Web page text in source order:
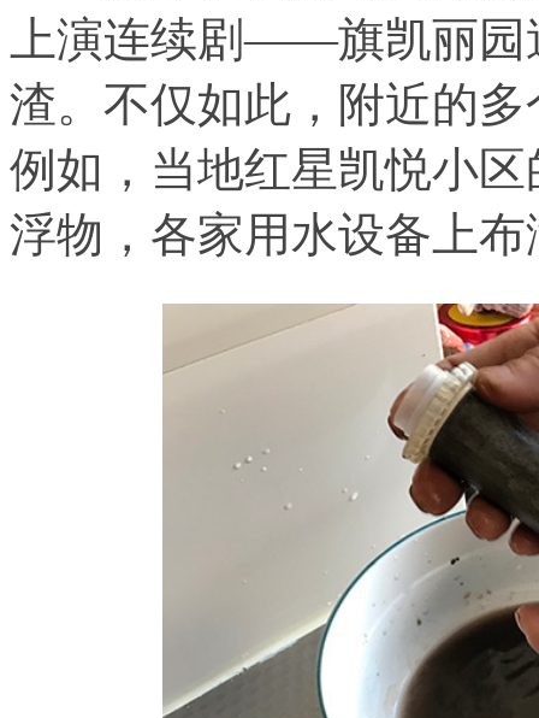
上演连续剧——旗凯丽园
渣。不仅如此，附近的
例如，当地红星凯悦小
浮物，各家用水设备上